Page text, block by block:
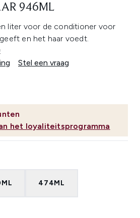
946ML
liter voor de conditioner voor
en het haar voedt.
Stel een vraag
het loyaliteitsprogramma
474ML